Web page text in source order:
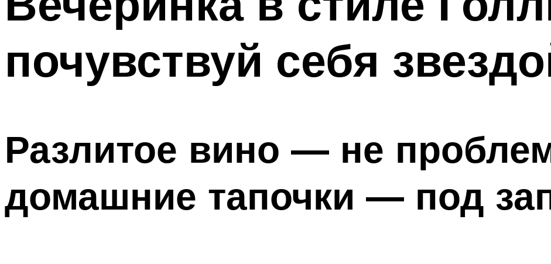
почувствуй себя
Разлитое вино — не
домашние тапочки — под